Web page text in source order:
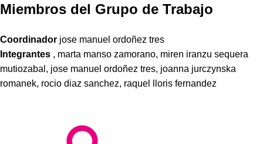
Miembros del Grupo de Trabajo
Coordinador jose manuel ordoñez tres
Integrantes , marta manso zamorano, miren iranzu sequera
mutiozabal, jose manuel ordoñez tres, joanna jurczynska
romanek, rocio diaz sanchez, raquel lloris fernandez